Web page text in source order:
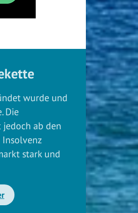
wurde und
Die
ab den
stark und